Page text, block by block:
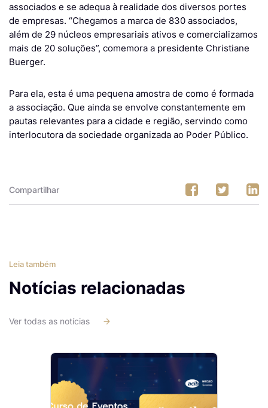
associados e se adequa à realidade dos diversos portes
de empresas. “Chegamos a marca de 830 associados,
além de 29 núcleos empresariais ativos e comercializamos
mais de 20 soluções”, comemora a presidente Christiane
Buerger.
Para ela, esta é uma pequena amostra de como é formada
a associação. Que ainda se envolve constantemente em
pautas relevantes para a cidade e região, servindo como
interlocutora da sociedade organizada ao Poder Público.
Compartilhar
Leia também
Notícias relacionadas
Ver todas as notícias